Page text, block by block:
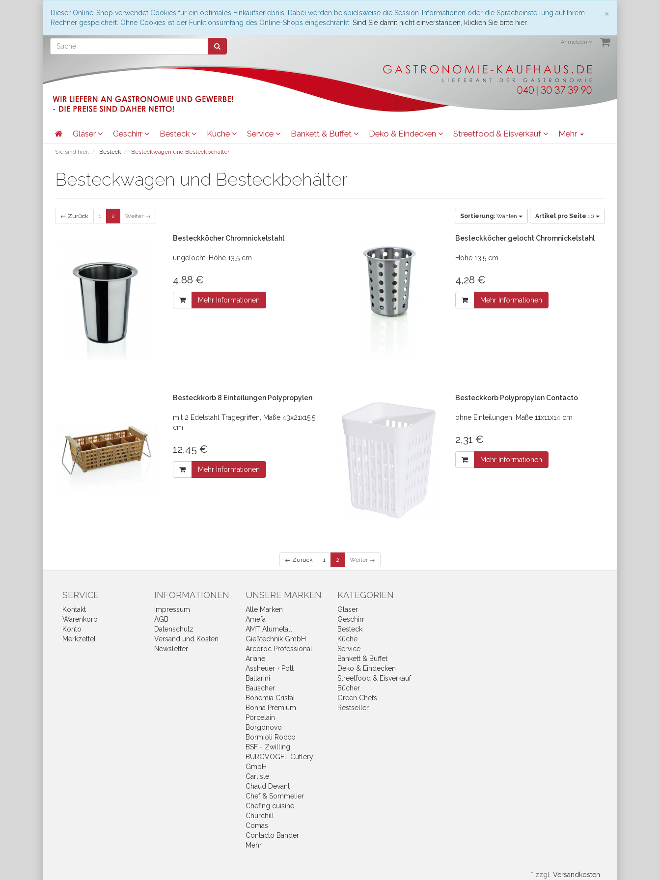
×
Dieser Online-Shop verwendet Cookies für ein optimales Einkaufserlebnis. Dabei werden beispielsweise die Session-Informationen oder die Spracheinstellung auf Ihrem
Rechner gespeichert. Ohne Cookies ist der Funktionsumfang des Online-Shops eingeschränkt. Sind Sie damit nicht einverstanden, klicken Sie bitte hier.
Anmelden
Gläser Geschirr Besteck Küche Service Bankett & Buffet Deko & Eindecken Streetfood & Eisverkauf Mehr
Sie sind hier: Besteck Besteckwagen und Besteckbehälter
Besteckwagen und Besteckbehälter
← Zurück 1 2 Weiter → Sortierung: Wählen Artikel pro Seite 10
Besteckköcher Chromnickelstahl
ungelocht, Höhe 13,5 cm
4,88 €
Mehr Informationen
Besteckköcher gelocht Chromnickelstahl
Höhe 13,5 cm
4,28 €
Mehr Informationen
Besteckkorb 8 Einteilungen Polypropylen
mit 2 Edelstahl Tragegriffen, Maße 43x21x15,5
cm
12,45 €
Mehr Informationen
Besteckkorb Polypropylen Contacto
ohne Einteilungen, Maße 11x11x14 cm
2,31 €
Mehr Informationen
← Zurück 1 2 Weiter →
SERVICE
Kontakt
Warenkorb
Konto
Merkzettel
INFORMATIONEN
Impressum
AGB
Datenschutz
Versand und Kosten
Newsletter
UNSERE MARKEN
Alle Marken
Amefa
AMT Alumetall
Gießtechnik GmbH
Arcoroc Professional
Ariane
Assheuer + Pott
Ballarini
Bauscher
Bohemia Cristal
Bonna Premium
Porcelain
Borgonovo
Bormioli Rocco
BSF - Zwilling
BURGVOGEL Cutlery
GmbH
Carlisle
Chaud Devant
Chef & Sommelier
Chefing cuisine
Churchill
Comas
Contacto Bander
Mehr
KATEGORIEN
Gläser
Geschirr
Besteck
Küche
Service
Bankett & Buffet
Deko & Eindecken
Streetfood & Eisverkauf
Bücher
Green Chefs
Restseller
* zzgl. Versandkosten